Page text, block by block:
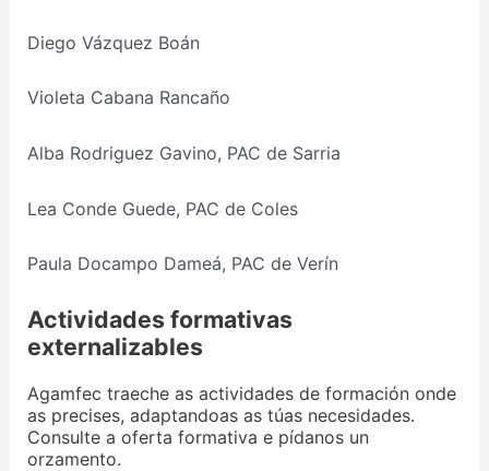
Diego Vázquez Boán
Violeta Cabana Rancaño
Alba Rodriguez Gavino, PAC de Sarria
Lea Conde Guede, PAC de Coles
Paula Docampo Dameá, PAC de Verín
Actividades formativas
externalizables
Agamfec traeche as actividades de formación onde
as precises, adaptandoas as túas necesidades.
Consulte a oferta formativa e pídanos un
orzamento.